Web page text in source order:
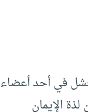
فشل في أحد أعضاء
الإيمان